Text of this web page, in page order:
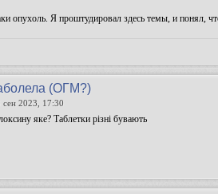
опухоль. Я проштудировал здесь темы, и понял,
(ОГМ?)
сен 2023, 17:30
яке? Таблетки різні бувають